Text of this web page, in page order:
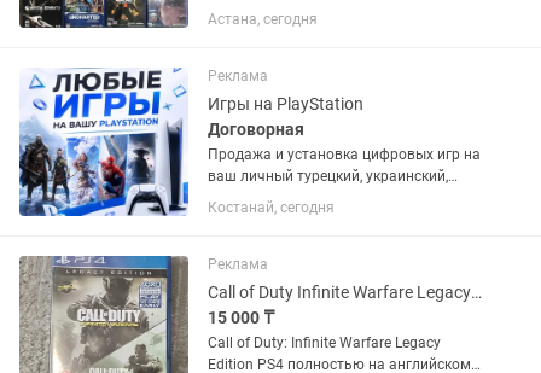
dawn -4000 FIFA 21 -6000 FIFA 22 пс5
-7000 FIFA 23 пс5 - 9000 FC 24 пс5 -
duty Black...
Астана, сегодня
Реклама
Игры на PlayStation
Договорная
Продажа и установка цифровых игр на
ваш личный турецкий, украинский,
американский или польский PSN
запросу. Работают на PS4 и...
Костанай, сегодня
Реклама
Call of Duty Infinite Warfare Legacy Edition PS4 ENG
15 000 ₸
Call of Duty: Infinite Warfare Legacy
Edition PS4 полностью на английском